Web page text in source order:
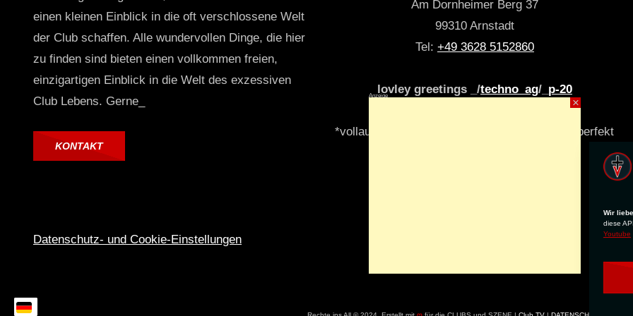
Wir
diese
Youtube
einen kleinen Einblick in die oft verschlossene Welt
der Club schaffen. Alle wundervollen Dinge, die hier
zu finden sind bieten einen vollkommen freien,
einzigartigen Einblick in die Welt des exzessiven
Club Lebens. Gerne_
KONTAKT
Am Dornheimer Berg 37
99310 Arnstadt
Tel: +49 3628 5152860
lovley greetings _/techno_ag/_ p-20
*vollautomatisch & algori(y)thmisch _niemals perfekt
Datenschutz- und Cookie-Einstellungen
Anzeige
×